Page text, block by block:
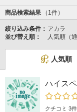
商品検索結果 （1件）
絞り込み条件： アカラ
並び替え順：
人気順（通
人気順
ハイス
クチコミ 3件